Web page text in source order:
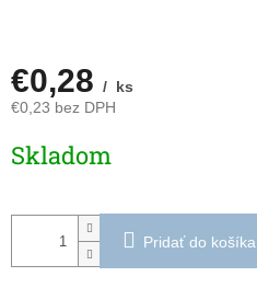
€0,28 / ks
€0,23 bez DPH
cena:
Skladom
Pridať do košíka